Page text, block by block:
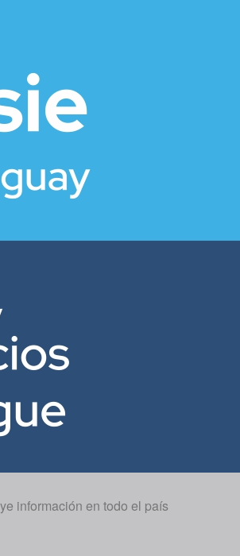
información en todo el país